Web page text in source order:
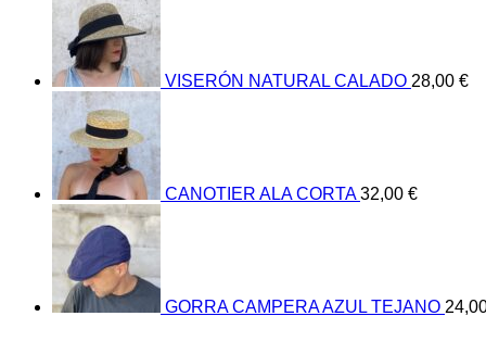
VISERÓN NATURAL CALADO 28,00 €
CANOTIER ALA CORTA 32,00 €
GORRA CAMPERA AZUL TEJANO